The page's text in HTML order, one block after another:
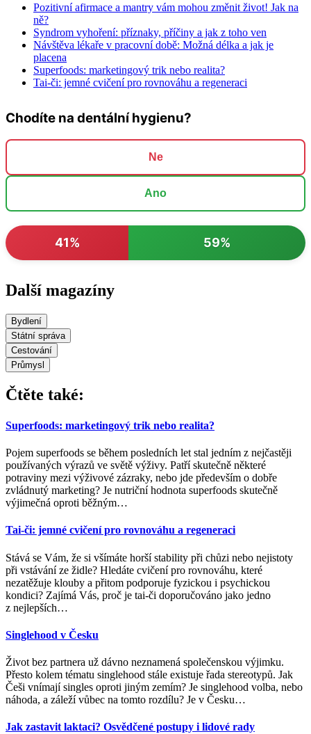
Pozitivní afirmace a mantry vám mohou změnit život! Jak na
ně?
Syndrom vyhoření: příznaky, příčiny a jak z toho ven
Návštěva lékaře v pracovní době: Možná délka a jak je
placena
Superfoods: marketingový trik nebo realita?
Tai-či: jemné cvičení pro rovnováhu a regeneraci
Chodíte na dentální hygienu?
Ne
Ano
41% 59%
Další magazíny
Bydlení
Státní správa
Cestování
Průmysl
Čtěte také:
Superfoods: marketingový trik nebo realita?
Pojem superfoods se během posledních let stal jedním z nejčastěji
používaných výrazů ve světě výživy. Patří skutečně některé
potraviny mezi výživové zázraky, nebo jde především o dobře
zvládnutý marketing? Je nutriční hodnota superfoods skutečně
výjimečná oproti běžným…
Tai-či: jemné cvičení pro rovnováhu a regeneraci
Stává se Vám, že si všímáte horší stability při chůzi nebo nejistoty
při vstávání ze židle? Hledáte cvičení pro rovnováhu, které
nezatěžuje klouby a přitom podporuje fyzickou i psychickou
kondici? Zajímá Vás, proč je tai-či doporučováno jako jedno
z nejlepších…
Singlehood v Česku
Život bez partnera už dávno neznamená společenskou výjimku.
Přesto kolem tématu singlehood stále existuje řada stereotypů. Jak
Češi vnímají singles oproti jiným zemím? Je singlehood volba, nebo
náhoda, a záleží vůbec na tomto rozdílu? Je v Česku…
Jak zastavit laktaci? Osvědčené postupy i lidové rady